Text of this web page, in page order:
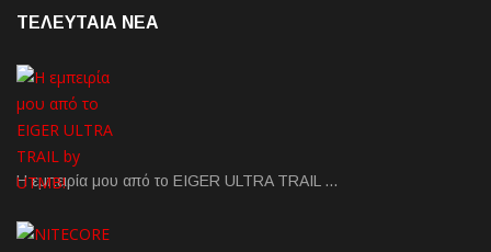
ΤΕΛΕΥΤΑΙΑ NEA
Η εμπειρία μου από το EIGER ULTRA TRAIL …